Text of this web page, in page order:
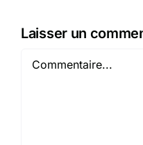
Laisser un
Commentaire